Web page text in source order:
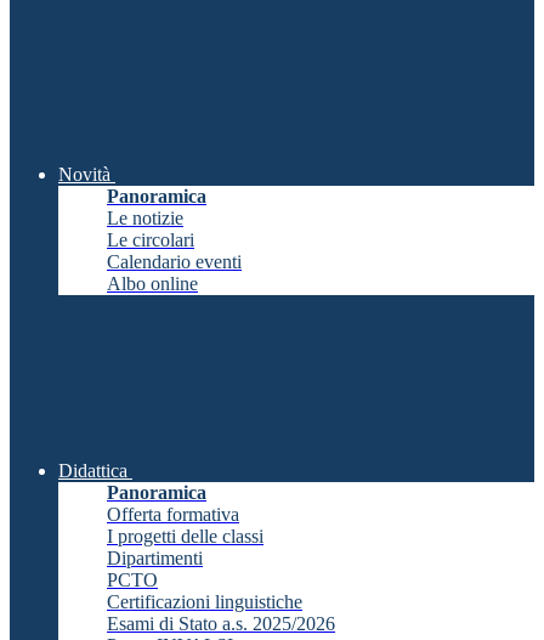
Novità
Panoramica
Le notizie
Le circolari
Calendario eventi
Albo online
Didattica
Panoramica
Offerta formativa
I progetti delle classi
Dipartimenti
PCTO
Certificazioni linguistiche
Esami di Stato a.s. 2025/2026